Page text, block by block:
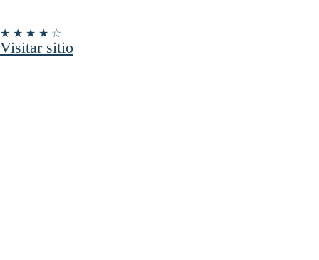
★ ★ ★ ★ ☆
Visitar sitio